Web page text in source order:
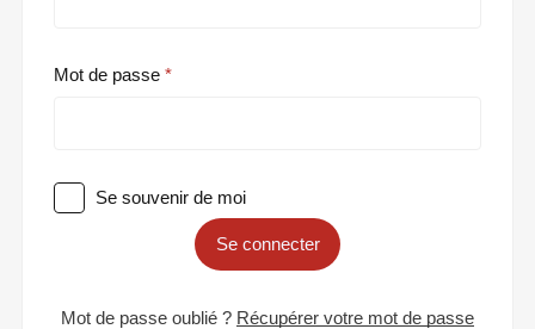
Mot de passe
Se souvenir de moi
Se connecter
Mot de passe oublié ? Récupérer votre mot de passe